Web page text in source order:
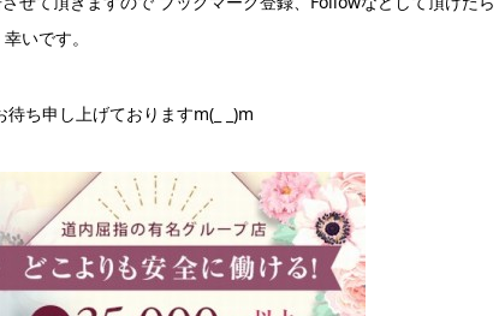
幸いです。
待ち申し上げておりますm(_ _)m